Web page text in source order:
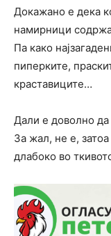
Докажано е дека
намирници
Па како
пиперките,
краставиците…
Дали е доволно
За жал, не е,
длабоко во